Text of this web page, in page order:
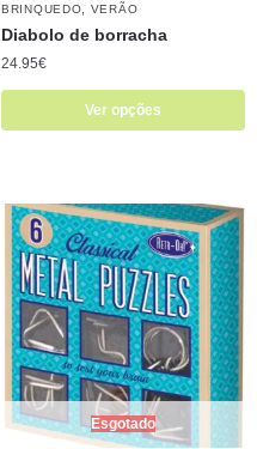
BRINQUEDO
VERÃO
Diabolo de borracha
24.95€
Ver opções
Esgotado